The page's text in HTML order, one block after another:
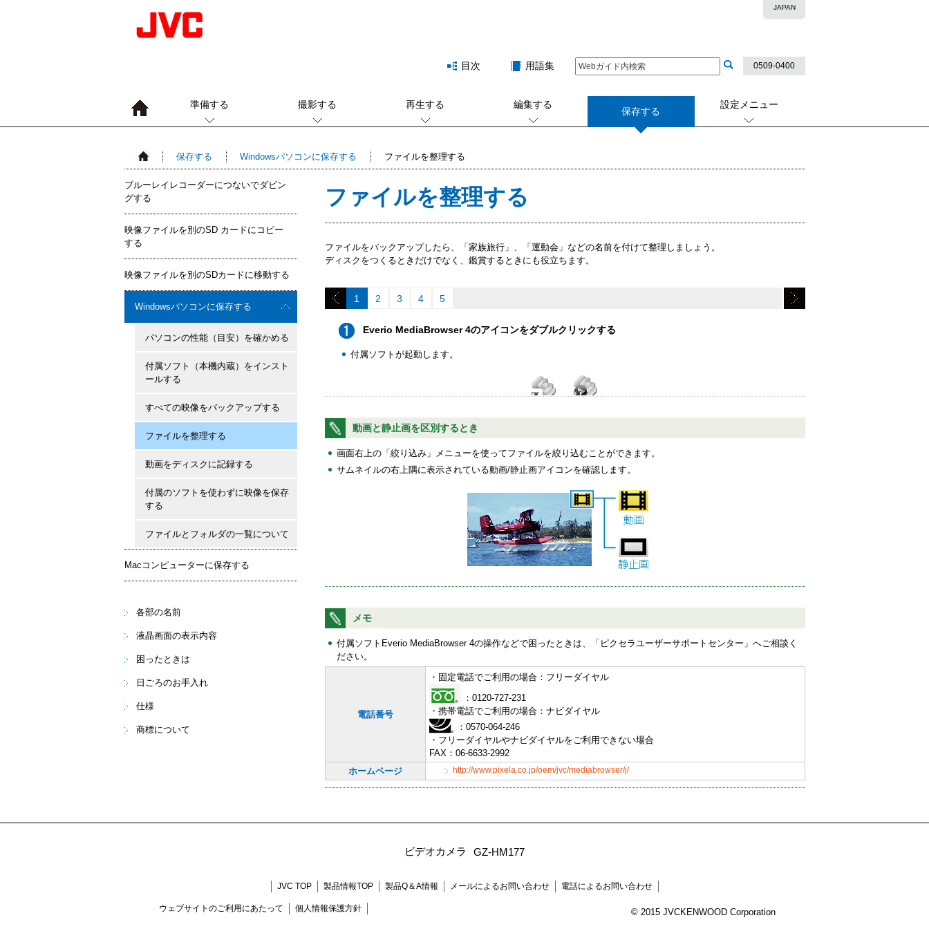
JAPAN
0509-0400
用語集
目次
準備する 撮影する 再生する 編集する
保存する
設定メニュー
保存する Windowsパソコンに保存する ファイルを整理する
ブルーレイレコーダーにつないでダビン
グする
映像ファイルを別のSD カードにコピー
する
映像ファイルを別のSDカードに移動する
Windowsパソコンに保存する
パソコンの性能（目安）を確かめる
付属ソフト（本機内蔵）をインスト
ールする
すべての映像をバックアップする
ファイルを整理する
動画をディスクに記録する
付属のソフトを使わずに映像を保存
する
ファイルとフォルダの一覧について
Macコンピューターに保存する
各部の名前
液晶画面の表示内容
困ったときは
日ごろのお手入れ
仕様
商標について
ファイルを整理する
ファイルをバックアップしたら、「家族旅行」、「運動会」などの名前を付けて整理しましょう。
ディスクをつくるときだけでなく、鑑賞するときにも役立ちます。
1 2 3 4 5
Everio MediaBrowser 4のアイコンをダブルクリックする
付属ソフトが起動します。
動画と静止画を区別するとき
画面右上の「絞り込み」メニューを使ってファイルを絞り込むことができます。
サムネイルの右上隅に表示されている動画/静止画アイコンを確認します。
メモ
付属ソフトEverio MediaBrowser 4の操作などで困ったときは、「ピクセラユーザーサポートセンター」へご相談く
ださい。
電話番号
・固定電話でご利用の場合：フリーダイヤル
：0120-727-231
・携帯電話でご利用の場合：ナビダイヤル
：0570-064-246
・フリーダイヤルやナビダイヤルをご利用できない場合
FAX：06-6633-2992
ホームページ
http://www.pixela.co.jp/oem/jvc/mediabrowser/j/
ビデオカメラ GZ-HM177
JVC TOP 製品情報TOP 製品Q＆A情報 メールによるお問い合わせ 電話によるお問い合わせ
ウェブサイトのご利用にあたって 個人情報保護方針 © 2015 JVCKENWOOD Corporation